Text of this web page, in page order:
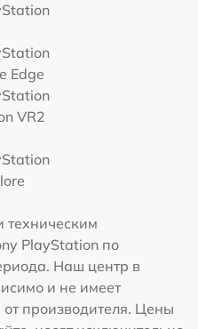
Edge
VR2
PlayStation по
Наш центр в
и не имеет
производителя. Цены